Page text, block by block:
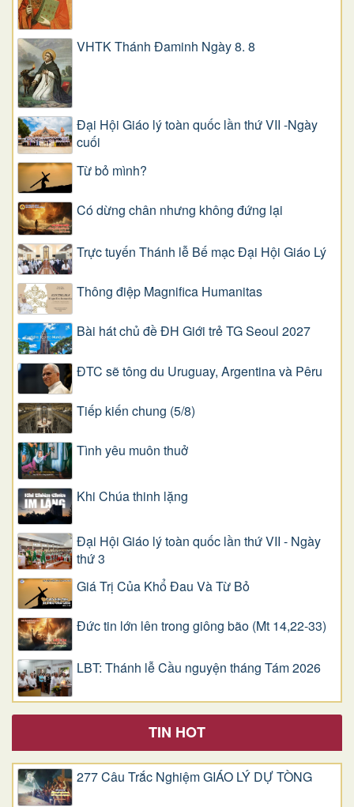
VHTK Thánh Đaminh Ngày 8. 8
Đại Hội Giáo lý toàn quốc lần thứ VII -Ngày
cuối
Từ bỏ mình?
Có dừng chân nhưng không đứng lại
Trực tuyến Thánh lễ Bế mạc Đại Hội Giáo Lý
Thông điệp Magnifica Humanitas
Bài hát chủ đề ĐH Giới trẻ TG Seoul 2027
ĐTC sẽ tông du Uruguay, Argentina và Pêru
Tiếp kiến chung (5/8)
Tình yêu muôn thuở
Khi Chúa thinh lặng
Đại Hội Giáo lý toàn quốc lần thứ VII - Ngày
thứ 3
Giá Trị Của Khổ Ðau Và Từ Bỏ
Đức tin lớn lên trong giông bão (Mt 14,22-33)
LBT: Thánh lễ Cầu nguyện tháng Tám 2026
TIN HOT
277 Câu Trắc Nghiệm GIÁO LÝ DỰ TÒNG